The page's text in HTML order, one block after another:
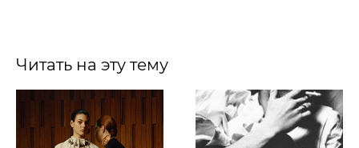
Читать на эту тему